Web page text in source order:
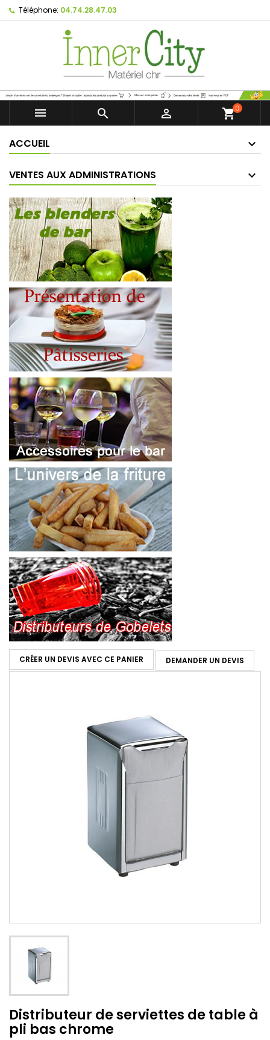
Téléphone: 04.74.28.47.03
   shopping_cart0
ACCUEIL
VENTES AUX ADMINISTRATIONS
CRÉER UN DEVIS AVEC CE PANIER DEMANDER UN DEVIS
Distributeur de serviettes de table à
pli bas chrome